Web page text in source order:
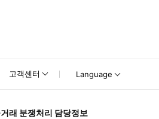
고객센터 Language
래 분쟁처리 담당정보